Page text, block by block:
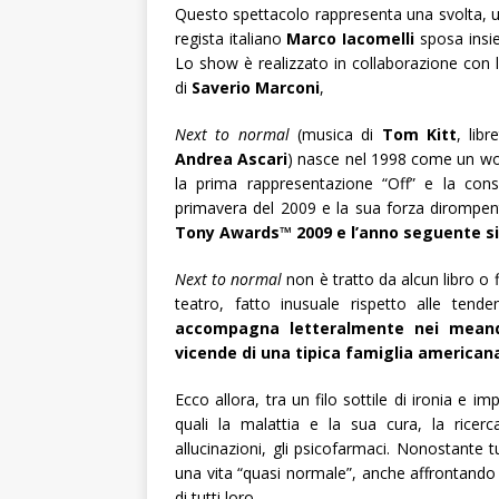
Questo spettacolo rappresenta una svolta,
regista italiano Marco Iacomelli sposa
Lo show è realizzato in collaborazione con
di Saverio Marconi,
Next to normal(musica di Tom Kitt,
Andrea Ascari) nasce nel 1998 come un
la prima rappresentazione “Off” e la
primavera del 2009 e la sua forza
Tony Awards™ 2009 e l’anno seguente
Next to normal non è tratto da alcun libro o
teatro, fatto inusuale rispetto alle
accompagna letteralmente nei
vicende di una tipica famiglia
Ecco allora, tra un filo sottile di ironia e
quali la malattia e la sua cura, la
allucinazioni, gli psicofarmaci. Nonostante
una vita “quasi normale”, anche